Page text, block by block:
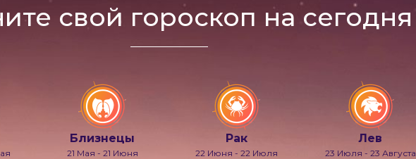
свой гороскоп на сегодня
Близнецы
21 Мая - 21 Июня
Рак
22 Июня - 22 Июля
Лев
23 Июля - 23 Августа